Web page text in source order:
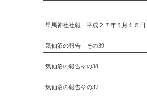
早馬神社社報 平成２７年５月１５日
気仙沼の報告 その39
気仙沼の報告その38
気仙沼の報告その37